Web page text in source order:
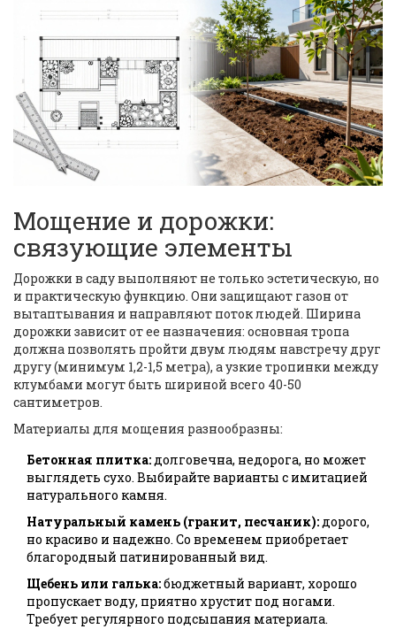
Мощение и дорожки:
связующие элементы
Дорожки в саду выполняют не только эстетическую, но
и практическую функцию. Они защищают газон от
вытаптывания и направляют поток людей. Ширина
дорожки зависит от ее назначения: основная тропа
должна позволять пройти двум людям навстречу друг
другу (минимум 1,2-1,5 метра), а узкие тропинки между
клумбами могут быть шириной всего 40-50
сантиметров.
Материалы для мощения разнообразны:
Бетонная плитка:долговечна, недорога, но может
выглядеть сухо. Выбирайте варианты с имитацией
натурального камня.
Натуральный камень (гранит, песчаник):дорого,
но красиво и надежно. Со временем приобретает
благородный патинированный вид.
Щебень или галька:бюджетный вариант, хорошо
пропускает воду, приятно хрустит под ногами.
Требует регулярного подсыпания материала.